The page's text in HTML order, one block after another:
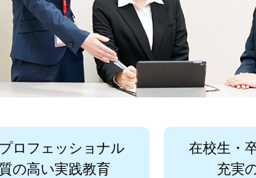
ロフェッショナル
の高い実践教育
在校生・
充実